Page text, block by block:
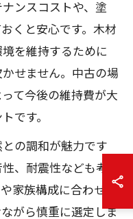
ンスコストや、塗
くと安心です。木材
を維持するために
せません。中古の場
て今後の維持費が大
です。
の調和が魅力です
、耐震性なども考慮
家族構成に合わせ
がら慎重に選定しま